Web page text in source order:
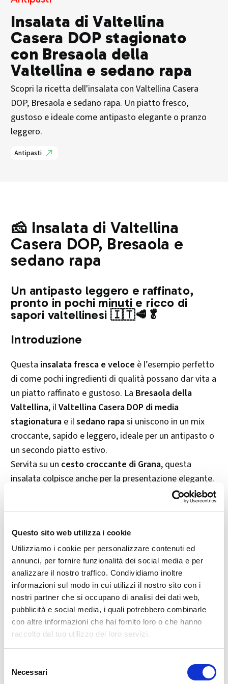
Questo sito web utilizza i cookie
Utilizziamo i cookie per personalizzare contenuti ed
annunci, per fornire funzionalità dei social media e per
analizzare il nostro traffico. Condividiamo inoltre
informazioni sul modo in cui utilizzi il nostro sito con i
nostri partner che si occupano di analisi dei dati web,
pubblicità e social media, i quali potrebbero combinarle
con altre informazioni che hai fornito loro o che hanno
raccolto dal tuo utilizzo dei loro servizi.
delNecessari
Insalata di Valtellina
Casera DOP stagionato
con Bresaola della
Valtellina e sedano rapa
Scopri la ricetta dell'insalata con Valtellina Casera
DOP, Bresaola e sedano rapa. Un piatto fresco,
gustoso e ideale come antipasto elegante o pranzo
leggero.
Antipasti
🧀 Insalata di Valtellina
Casera DOP, Bresaola e
sedano rapa
Un antipasto leggero e raffinato,
pronto in pochi minuti e ricco di
sapori valtellinesi 🇮🇹🥩🥬
Introduzione
Questa insalata fresca e veloce è l’esempio perfetto
di come pochi ingredienti di qualità possano dar vita a
un piatto raffinato e gustoso. La Bresaola della
Valtellina, ilValtellina Casera DOP di media
stagionatura e ilsedano rapasi uniscono in un mix
croccante, sapido e leggero, ideale per un antipasto o
un secondo piatto estivo.
Servita su un cesto croccante di Grana, questa
insalata colpisce anche per la presentazione elegante.
Perfetta per una cena leggera ma con stile! 🌿
120 g diValtellina Casera DOP(media stagionatura)
120 g di Bresaola della Valtellina IGP
80 g disedano rapa
Olio extravergine d’oliva q.b.
Sale e pepeq.b.
Succo di limone (facoltativo)
Cesto di Grana Padanoper servire (opzionale ma
👩‍🍳 Preparazione